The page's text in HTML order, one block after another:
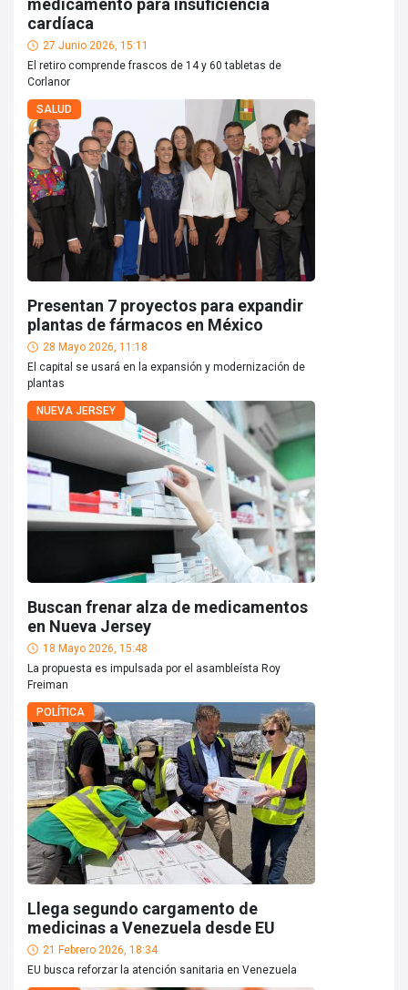
medicamento para insuficiencia
cardíaca
27 Junio 2026, 15:11
El retiro comprende frascos de 14 y 60 tabletas de
Corlanor
SALUD
Presentan 7 proyectos para expandir
plantas de fármacos en México
28 Mayo 2026, 11:18
El capital se usará en la expansión y modernización de
plantas
NUEVA JERSEY
Buscan frenar alza de medicamentos
en Nueva Jersey
18 Mayo 2026, 15:48
La propuesta es impulsada por el asambleísta Roy
Freiman
POLÍTICA
Llega segundo cargamento de
medicinas a Venezuela desde EU
21 Febrero 2026, 18:34
EU busca reforzar la atención sanitaria en Venezuela